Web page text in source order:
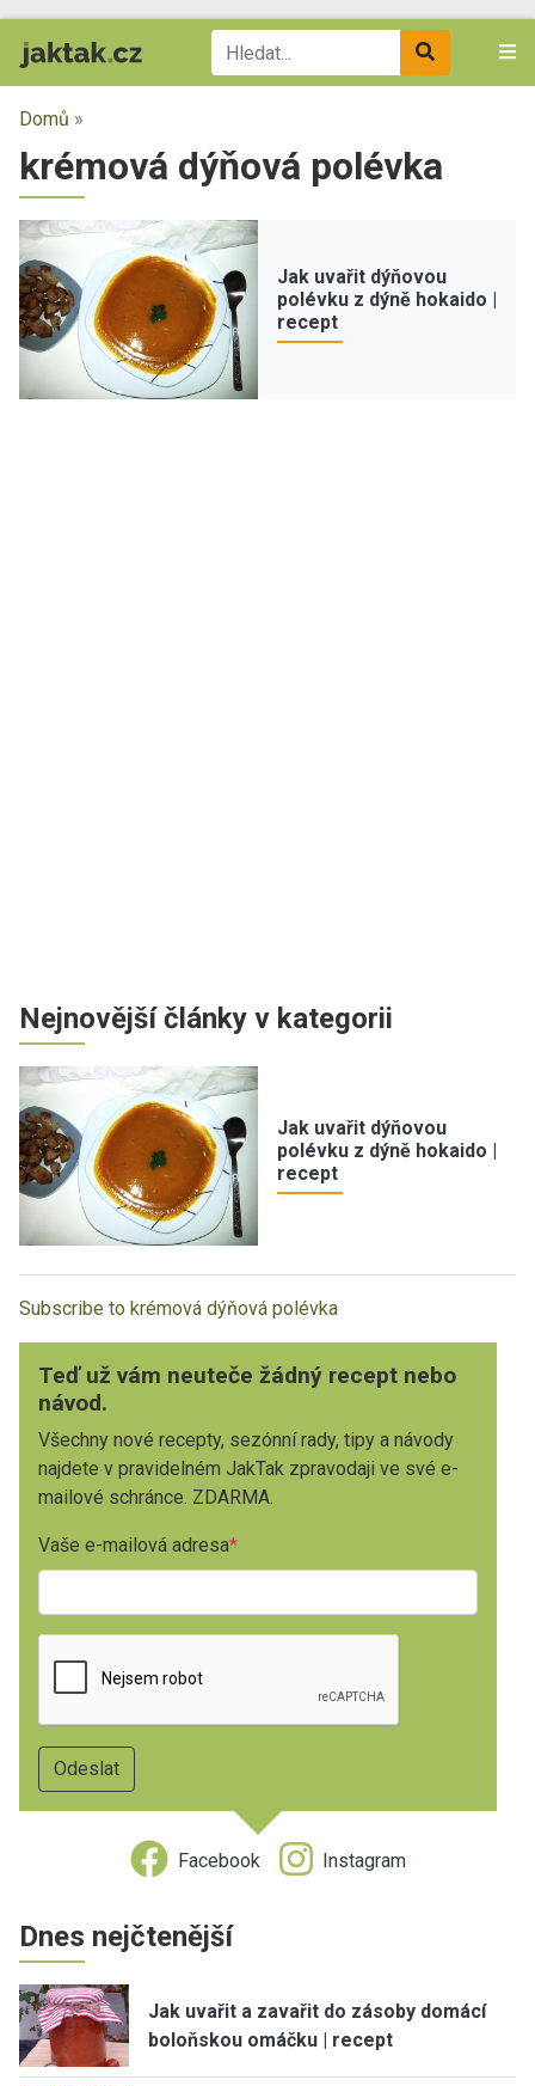
Domů »
krémová dýňová polévka
Jak uvařit dýňovou
polévku z dýně hokaido |
recept
Nejnovější články v kategorii
Jak uvařit dýňovou
polévku z dýně hokaido |
recept
Subscribe to krémová dýňová polévka
Teď už vám neuteče žádný recept nebo
návod.
Všechny nové recepty, sezónní rady, tipy a návody
najdete v pravidelném JakTak zpravodaji ve své e-
mailové schránce. ZDARMA.
Vaše e-mailová adresa
Facebook Instagram
Dnes nejčtenější
Jak uvařit a zavařit do zásoby domácí
boloňskou omáčku | recept